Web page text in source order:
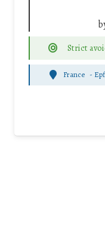
Strict
France -